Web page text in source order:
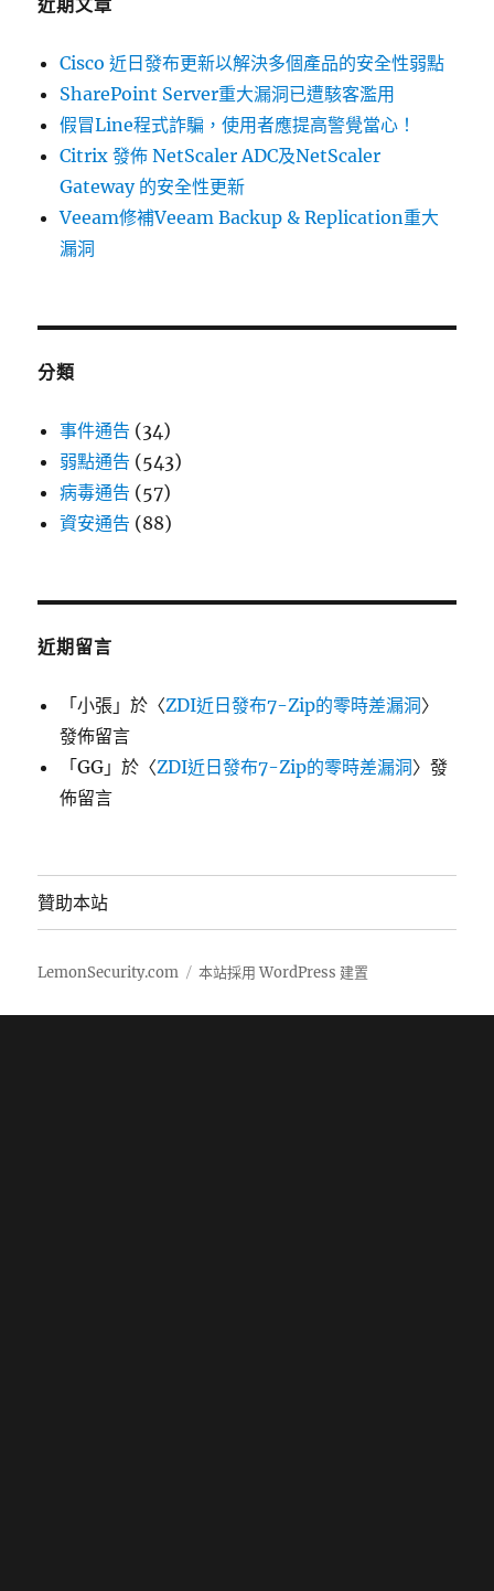
近期文章
Cisco 近日發布更新以解決多個產品的安全性弱點
SharePoint Server重大漏洞已遭駭客濫用
假冒Line程式詐騙，使用者應提高警覺當心！
Citrix 發佈 NetScaler ADC及NetScaler
Gateway 的安全性更新
Veeam修補Veeam Backup & Replication重大
漏洞
分類
事件通告 (34)
弱點通告 (543)
病毒通告 (57)
資安通告 (88)
近期留言
「小張 」於〈ZDI近日發布7-Zip的零時差漏洞〉
發佈留言
「GG 」於〈ZDI近日發布7-Zip的零時差漏洞〉發
佈留言
贊助本站
LemonSecurity.com 本站採用 WordPress 建置